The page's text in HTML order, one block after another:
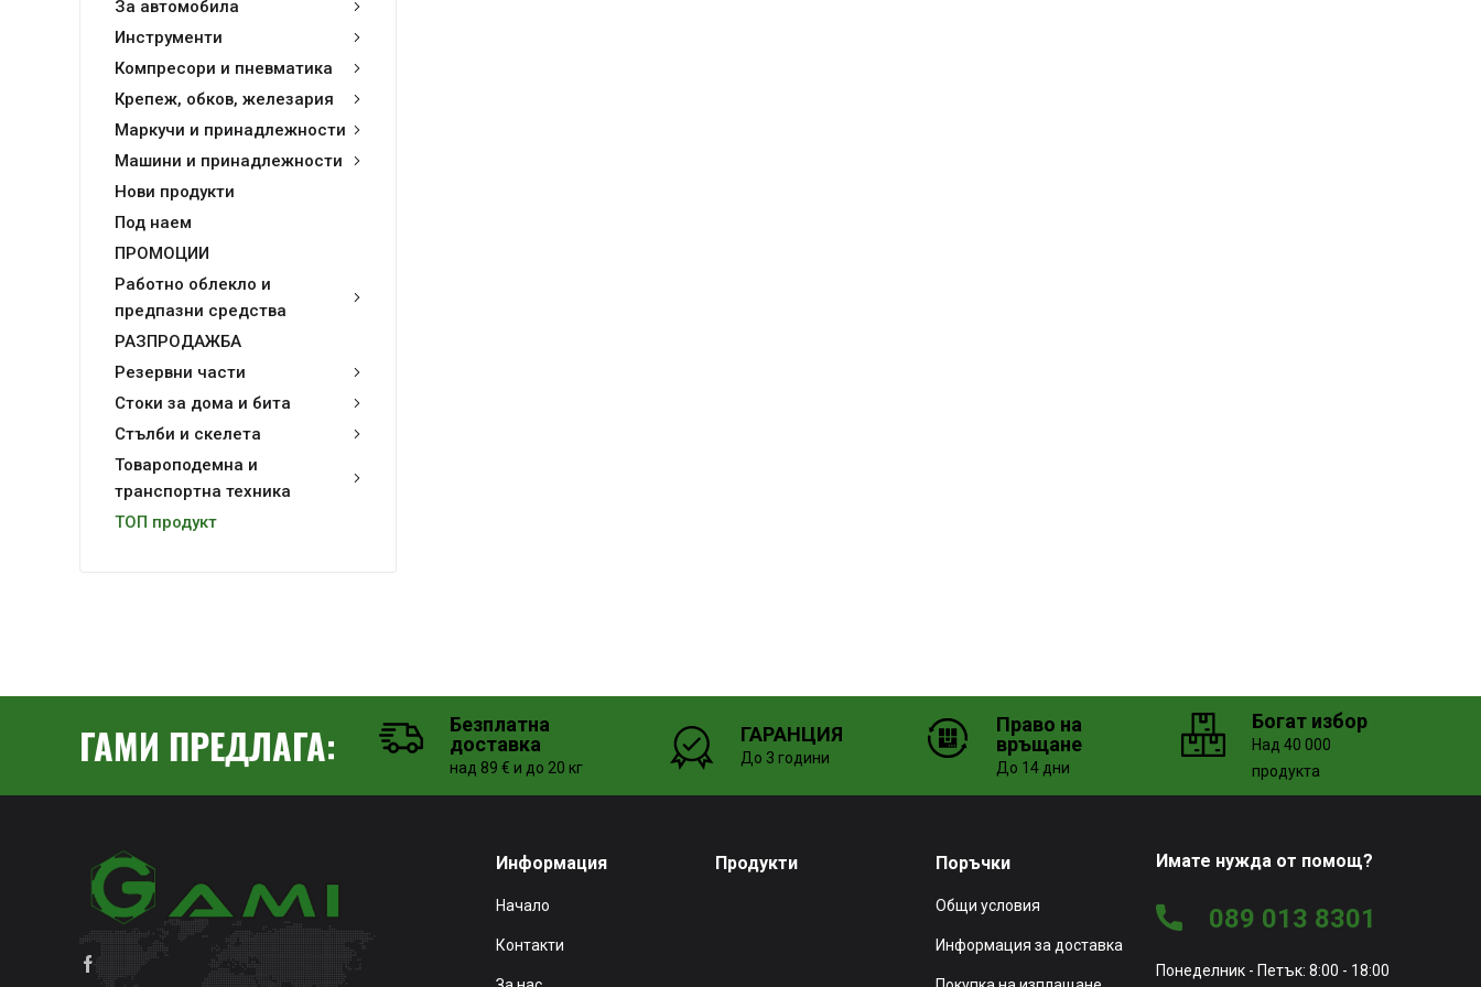
За автомобила
Инструменти
Компресори и пневматика
Крепеж, обков, железария
Маркучи и принадлежности
Машини и принадлежности
Нови продукти
Под наем
ПРОМОЦИИ
Работно облекло и
предпазни средства
РАЗПРОДАЖБА
Резервни части
Стоки за дома и бита
Стълби и скелета
Товароподемна и
транспортна техника
ТОП продукт
ГАМИ ПРЕДЛАГА:
Безплатна
доставка
над 89 € и до 20 кг
ГАРАНЦИЯ
До 3 години
Право на
връщане
До 14 дни
Богат избор
Над 40 000
продукта
Информация
Начало
Контакти
Продукти Поръчки
Общи условия
Информация за доставка
Имате нужда от помощ?
089 013 8301
Понеделник - Петък: 8:00 - 18:00